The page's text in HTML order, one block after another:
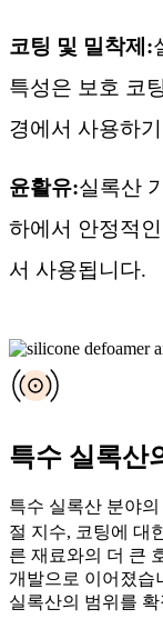
코팅 및 밀착제:
특성은 보호 코
경에서 사용하
윤활유:실록산
하에서 안정적
서 사용됩니다.
특수 실록산
특수 실록산 분야
절 지수, 코팅에 대
른 재료와의 더 큰
개발으로 이어졌습
실록산의 범위를